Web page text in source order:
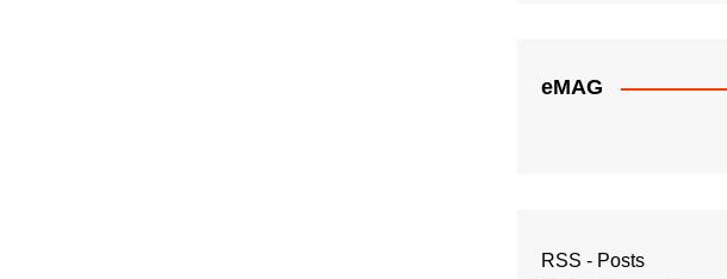
eMAG
RSS - Posts